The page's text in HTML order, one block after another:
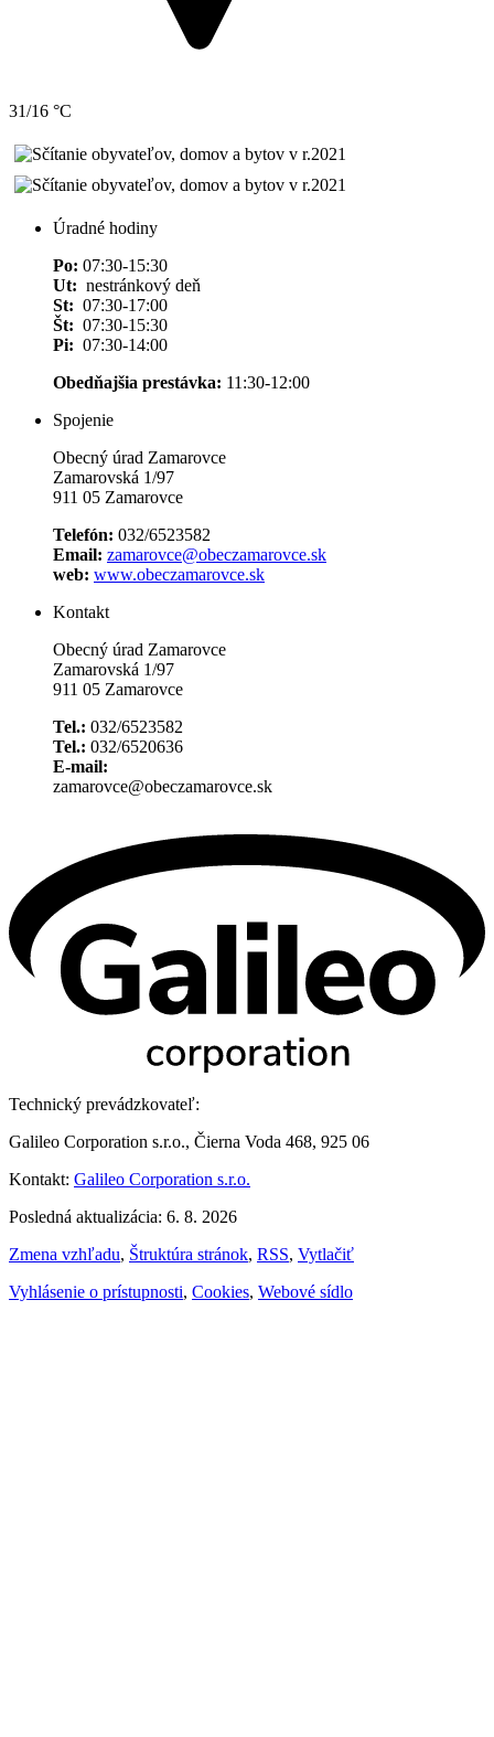
31/16 °C
Úradné hodiny
Po: 07:30-15:30
Ut: nestránkový deň
St: 07:30-17:00
Št: 07:30-15:30
Pi: 07:30-14:00
Obedňajšia prestávka: 11:30-12:00
Spojenie
Obecný úrad Zamarovce
Zamarovská 1/97
911 05 Zamarovce
Telefón: 032/6523582
Email: zamarovce@obeczamarovce.sk
web: www.obeczamarovce.sk
Kontakt
Obecný úrad Zamarovce
Zamarovská 1/97
911 05 Zamarovce
Tel.: 032/6523582
Tel.: 032/6520636
E-mail:
zamarovce@obeczamarovce.sk
Technický prevádzkovateľ:
Galileo Corporation s.r.o., Čierna Voda 468, 925 06
Kontakt: Galileo Corporation s.r.o.
Posledná aktualizácia: 6. 8. 2026
Zmena vzhľadu, Štruktúra stránok, RSS, Vytlačiť
Vyhlásenie o prístupnosti, Cookies, Webové sídlo